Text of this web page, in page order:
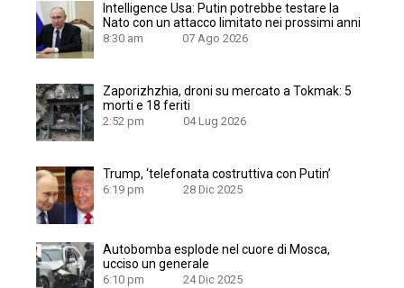
Intelligence Usa: Putin potrebbe testare la
Nato con un attacco limitato nei prossimi anni
8:30 am 07 Ago 2026
Zaporizhzhia, droni su mercato a Tokmak: 5
morti e 18 feriti
2:52 pm 04 Lug 2026
Trump, ‘telefonata costruttiva con Putin’
6:19 pm 28 Dic 2025
Autobomba esplode nel cuore di Mosca,
ucciso un generale
6:10 pm 24 Dic 2025